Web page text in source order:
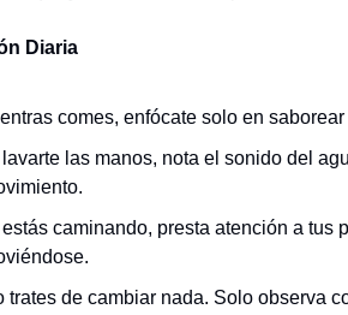
Diaria
comes, enfócate solo en saborear
las manos, nota el sonido del
caminando, presta atención a tus
trates de cambiar nada. Solo observa